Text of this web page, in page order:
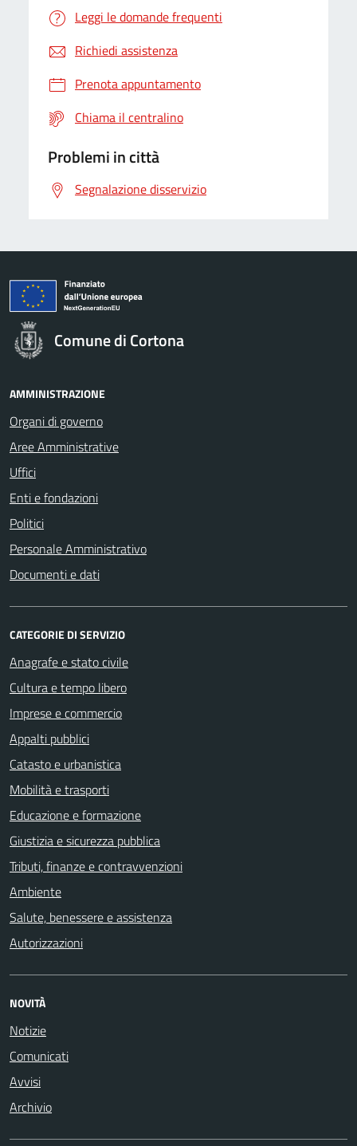
Leggi le domande frequenti
Richiedi assistenza
Prenota appuntamento
Chiama il centralino
Problemi in città
Segnalazione disservizio
Comune di Cortona
AMMINISTRAZIONE
Organi di governo
Aree Amministrative
Uffici
Enti e fondazioni
Politici
Personale Amministrativo
Documenti e dati
CATEGORIE DI SERVIZIO
Anagrafe e stato civile
Cultura e tempo libero
Imprese e commercio
Appalti pubblici
Catasto e urbanistica
Mobilità e trasporti
Educazione e formazione
Giustizia e sicurezza pubblica
Tributi, finanze e contravvenzioni
Ambiente
Salute, benessere e assistenza
Autorizzazioni
NOVITÀ
Notizie
Comunicati
Avvisi
Archivio